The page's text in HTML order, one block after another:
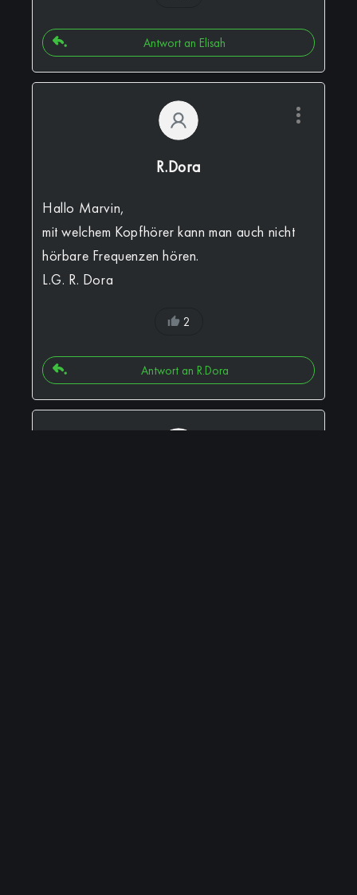
Antwort an Elisah
R.Dora
Hallo Marvin,
mit welchem Kopfhörer kann man auch nicht
hörbare Frequenzen hören.
L.G. R. Dora
2
Antwort an R.Dora